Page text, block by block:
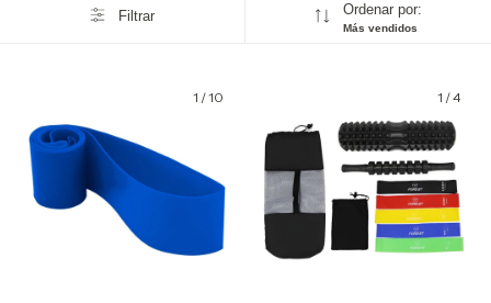
Filtrar Ordenar por:
Más vendidos
1 /10 1 /4